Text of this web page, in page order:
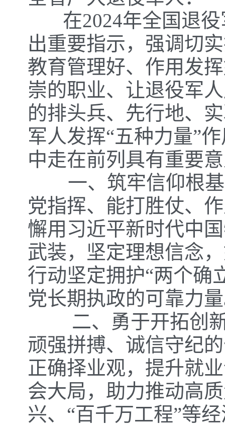
在2024年全国退役
出重要指示，强调切
教育管理好、作用发
崇的职业、让退役军
的排头兵、先行地、
军人发挥“五种力量”
中走在前列具有重要
一、筑牢信仰根基
党指挥、能打胜仗、
懈用习近平新时代中
武装，坚定理想信念
行动坚定拥护“两个确
党长期执政的可靠力
二、勇于开拓创新
顽强拼搏、诚信守纪
正确择业观，提升就
会大局，助力推动高
兴、“百千万工程”等